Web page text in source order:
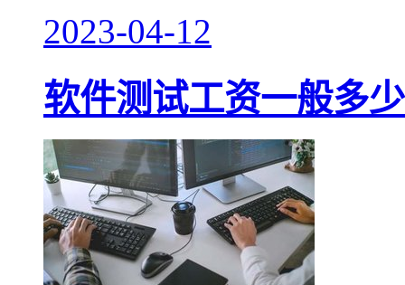
2023-04-12
软件测试工资一般多